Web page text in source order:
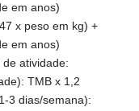
em anos)
x peso em kg) +
em anos)
atividade:
TMB x 1,2
3 dias/semana):